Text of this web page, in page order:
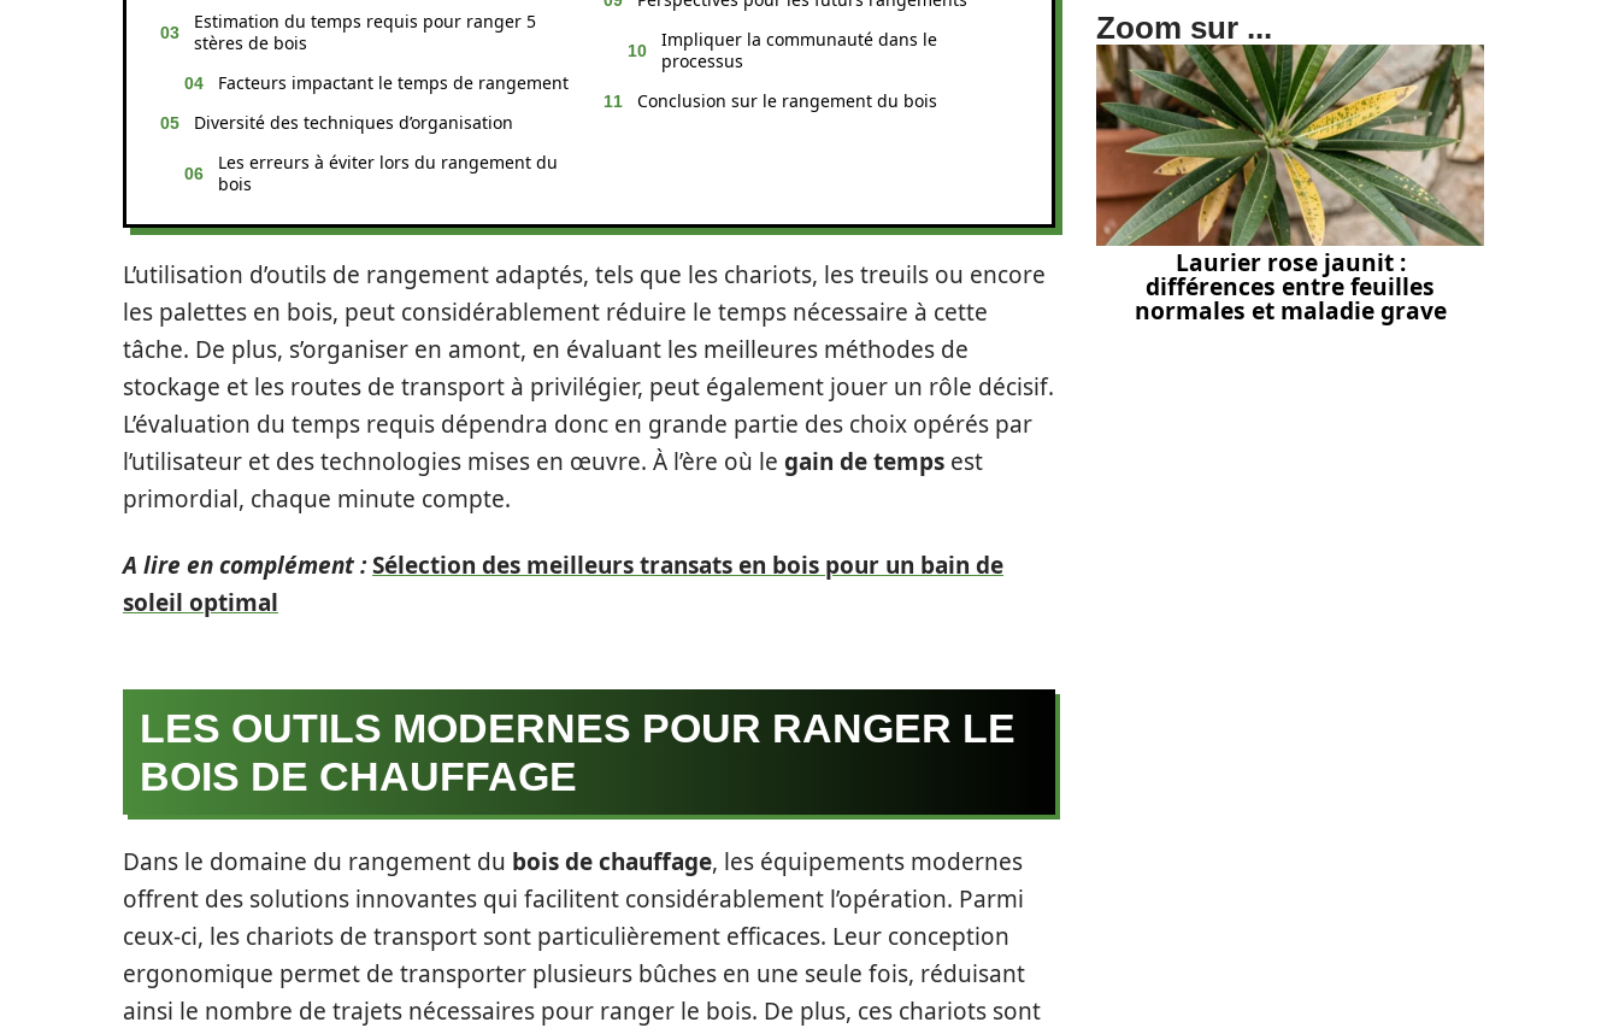
Estimation du temps requis pour ranger 5
stères de bois
Facteurs impactant le temps de rangement
Diversité des techniques d’organisation
Les erreurs à éviter lors du rangement du
bois
Impliquer la communauté dans le
processus
Conclusion sur le rangement du bois
L’utilisation d’outils de rangement adaptés, tels que les chariots, les treuils ou encore
les palettes en bois, peut considérablement réduire le temps nécessaire à cette
tâche. De plus, s’organiser en amont, en évaluant les meilleures méthodes de
stockage et les routes de transport à privilégier, peut également jouer un rôle décisif.
L’évaluation du temps requis dépendra donc en grande partie des choix opérés par
l’utilisateur et des technologies mises en œuvre. À l’ère où le gain de temps est
primordial, chaque minute compte.
A lire en complément :Sélection des meilleurs transats en bois pour un bain de
soleil optimal
LES OUTILS MODERNES POUR RANGER LE
BOIS DE CHAUFFAGE
Dans le domaine du rangement du bois de chauffage, les équipements modernes
offrent des solutions innovantes qui facilitent considérablement l’opération. Parmi
ceux-ci, les chariots de transport sont particulièrement efficaces. Leur conception
ergonomique permet de transporter plusieurs bûches en une seule fois, réduisant
ainsi le nombre de trajets nécessaires pour ranger le bois. De plus, ces chariots sont
Zoom sur ...
Laurier rose jaunit :
différences entre feuilles
normales et maladie grave